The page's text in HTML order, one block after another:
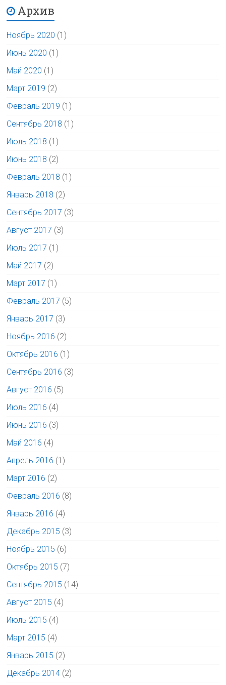
Архив
Ноябрь 2020 (1)
Июнь 2020 (1)
Май 2020 (1)
Март 2019 (2)
Февраль 2019 (1)
Сентябрь 2018 (1)
Июль 2018 (1)
Июнь 2018 (2)
Февраль 2018 (1)
Январь 2018 (2)
Сентябрь 2017 (3)
Август 2017 (3)
Июль 2017 (1)
Май 2017 (2)
Март 2017 (1)
Февраль 2017 (5)
Январь 2017 (3)
Ноябрь 2016 (2)
Октябрь 2016 (1)
Сентябрь 2016 (3)
Август 2016 (5)
Июль 2016 (4)
Июнь 2016 (3)
Май 2016 (4)
Апрель 2016 (1)
Март 2016 (2)
Февраль 2016 (8)
Январь 2016 (4)
Декабрь 2015 (3)
Ноябрь 2015 (6)
Октябрь 2015 (7)
Сентябрь 2015 (14)
Август 2015 (4)
Июль 2015 (4)
Март 2015 (4)
Январь 2015 (2)
Декабрь 2014 (2)